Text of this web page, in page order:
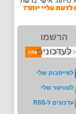
הרשמו
לעדכונים
לפייסבוק שלי
לטוויטר שלי
עדכונים ל-RSS